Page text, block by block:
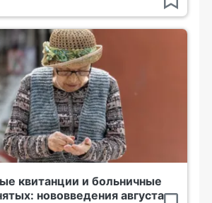
квитанции и больничные
нововведения августа